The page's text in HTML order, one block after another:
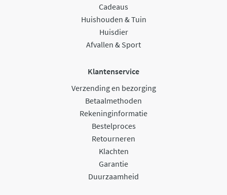
Cadeaus
Huishouden & Tuin
Huisdier
Afvallen & Sport
Klantenservice
Verzending en bezorging
Betaalmethoden
Rekeninginformatie
Bestelproces
Retourneren
Klachten
Garantie
Duurzaamheid